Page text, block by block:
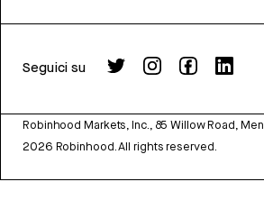
Seguici su
Robinhood Markets, Inc., 85 Willow Road,
2026 Robinhood. All rights reserved.